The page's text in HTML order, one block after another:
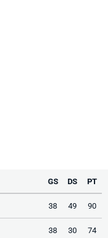
GS DS PT
38 49 90
38 30 74